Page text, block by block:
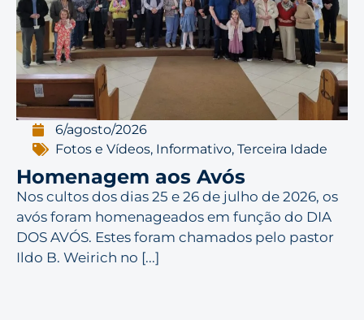
6/agosto/2026
Fotos e Vídeos, Informativo,Terceira Idade
Homenagem aos Avós
Nos cultos dos dias 25 e 26 de julho de 2026, os
avós foram homenageados em função do DIA
DOS AVÓS. Estes foram chamados pelo pastor
Ildo B. Weirich no [...]